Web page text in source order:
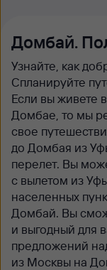
Домбай.
Узнайте, как
Спланируйте
Если вы живете
Домбае, то мы
свое
до Домбая из
перелет. Вы
с вылетом из
населенных
Домбай. Вы
и выгодный для
предложений
из Москвы на